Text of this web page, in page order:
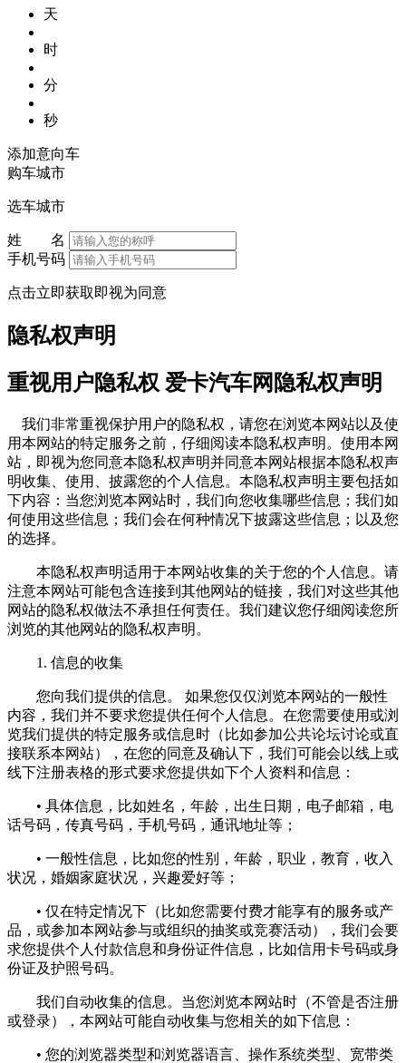
天
时
分
秒
添加意向车
购车城市
选车城市
姓 名
手机号码
点击立即获取即视为同意
隐私权声明
重视用户隐私权 爱卡汽车网隐私权声明
我们非常重视保护用户的隐私权，请您在浏览本网站以及使
用本网站的特定服务之前，仔细阅读本隐私权声明。使用本网
站，即视为您同意本隐私权声明并同意本网站根据本隐私权声
明收集、使用、披露您的个人信息。本隐私权声明主要包括如
下内容：当您浏览本网站时，我们向您收集哪些信息；我们如
何使用这些信息；我们会在何种情况下披露这些信息；以及您
的选择。
本隐私权声明适用于本网站收集的关于您的个人信息。请
注意本网站可能包含连接到其他网站的链接，我们对这些其他
网站的隐私权做法不承担任何责任。我们建议您仔细阅读您所
浏览的其他网站的隐私权声明。
1. 信息的收集
您向我们提供的信息。 如果您仅仅浏览本网站的一般性
内容，我们并不要求您提供任何个人信息。在您需要使用或浏
览我们提供的特定服务或信息时（比如参加公共论坛讨论或直
接联系本网站），在您的同意及确认下，我们可能会以线上或
线下注册表格的形式要求您提供如下个人资料和信息：
• 具体信息，比如姓名，年龄，出生日期，电子邮箱，电
话号码，传真号码，手机号码，通讯地址等；
• 一般性信息，比如您的性别，年龄，职业，教育，收入
状况，婚姻家庭状况，兴趣爱好等；
• 仅在特定情况下（比如您需要付费才能享有的服务或产
品，或参加本网站参与或组织的抽奖或竞赛活动），我们会要
求您提供个人付款信息和身份证件信息，比如信用卡号码或身
份证及护照号码。
我们自动收集的信息。当您浏览本网站时（不管是否注册
或登录），本网站可能自动收集与您相关的如下信息：
• 您的浏览器类型和浏览器语言、操作系统类型、宽带类